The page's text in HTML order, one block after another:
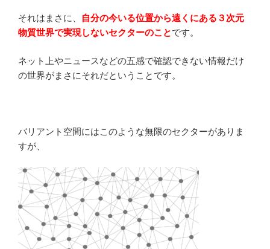
それはまさに、
自分の今いる位置から遠くにある３次元
物質世界で実現しないセクターのことです。
ネット上やニュースなどの五感で確認できない情報だけ
の世界がまさにそれだということです。
バリアント空間にはこのような無限のセクターがありま
すが、